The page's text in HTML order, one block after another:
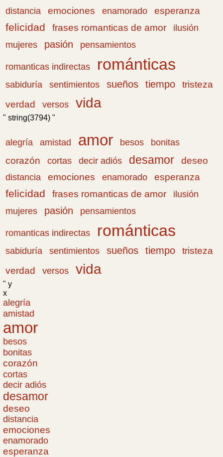
distancia emociones enamorado esperanza
felicidad frases romanticas de amor
ilusión
mujeres
pasión pensamientos
romanticas indirectas románticas
sabiduría sentimientos sueños tiempo
tristeza
verdad
versos vida
" string(3794) "
alegría amistad amor besos
bonitas
corazón
cortas decir adiós desamor deseo
distancia emociones enamorado esperanza
felicidad frases romanticas de amor
ilusión
mujeres
pasión pensamientos
romanticas indirectas románticas
sabiduría sentimientos sueños tiempo
tristeza
verdad
versos vida
" y
x
alegría
amistad
amor
besos
bonitas
corazón
cortas
decir adiós
desamor
deseo
distancia
emociones
enamorado
esperanza